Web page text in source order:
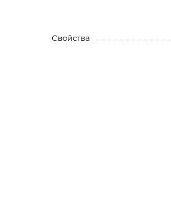
Свойства